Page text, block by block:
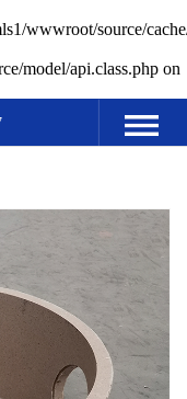
wwwroot/source/
model/api.class.php on